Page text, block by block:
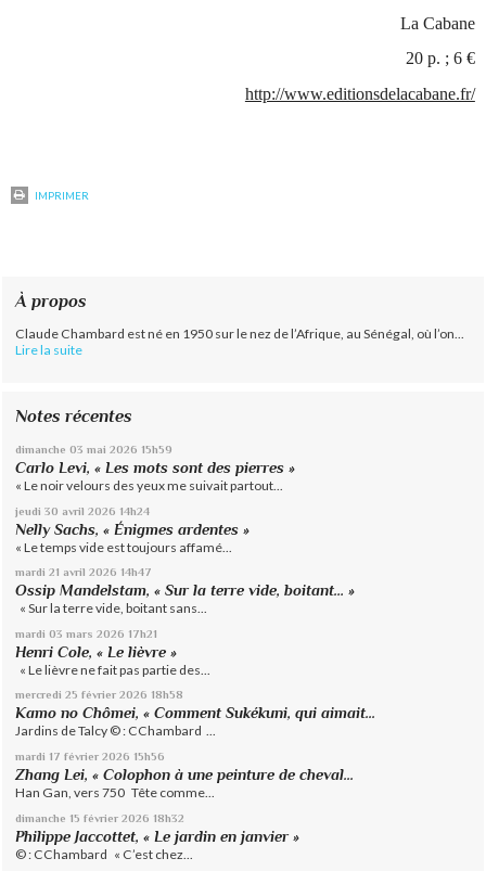
La Cabane
20 p. ; 6 €
http://www.editionsdelacabane.fr/
IMPRIMER
À propos
Claude Chambard est né en 1950 sur le nez de l’Afrique, au Sénégal, où l’on...
Lire la suite
Notes récentes
dimanche 03 mai 2026 15h59
Carlo Levi, « Les mots sont des pierres »
« Le noir velours des yeux me suivait partout...
jeudi 30 avril 2026 14h24
Nelly Sachs, « Énigmes ardentes »
« Le temps vide est toujours affamé...
mardi 21 avril 2026 14h47
Ossip Mandelstam, « Sur la terre vide, boitant… »
« Sur la terre vide, boitant sans...
mardi 03 mars 2026 17h21
Henri Cole, « Le lièvre »
« Le lièvre ne fait pas partie des...
mercredi 25 février 2026 18h58
Kamo no Chômei, « Comment Sukékuni, qui aimait...
Jardins de Talcy © : CChambard ...
mardi 17 février 2026 15h56
Zhang Lei, « Colophon à une peinture de cheval...
Han Gan, vers 750 Tête comme...
dimanche 15 février 2026 18h32
Philippe Jaccottet, « Le jardin en janvier »
© : CChambard « C’est chez...